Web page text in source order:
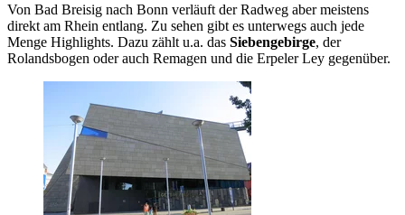
Von Bad Breisig nach Bonn verläuft der Radweg aber meistens
direkt am Rhein entlang. Zu sehen gibt es unterwegs auch jede
Menge Highlights. Dazu zählt u.a. das Siebengebirge, der
Rolandsbogen oder auch Remagen und die Erpeler Ley gegenüber.